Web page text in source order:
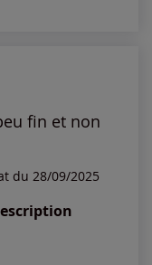
fin et non
du 28/09/2025